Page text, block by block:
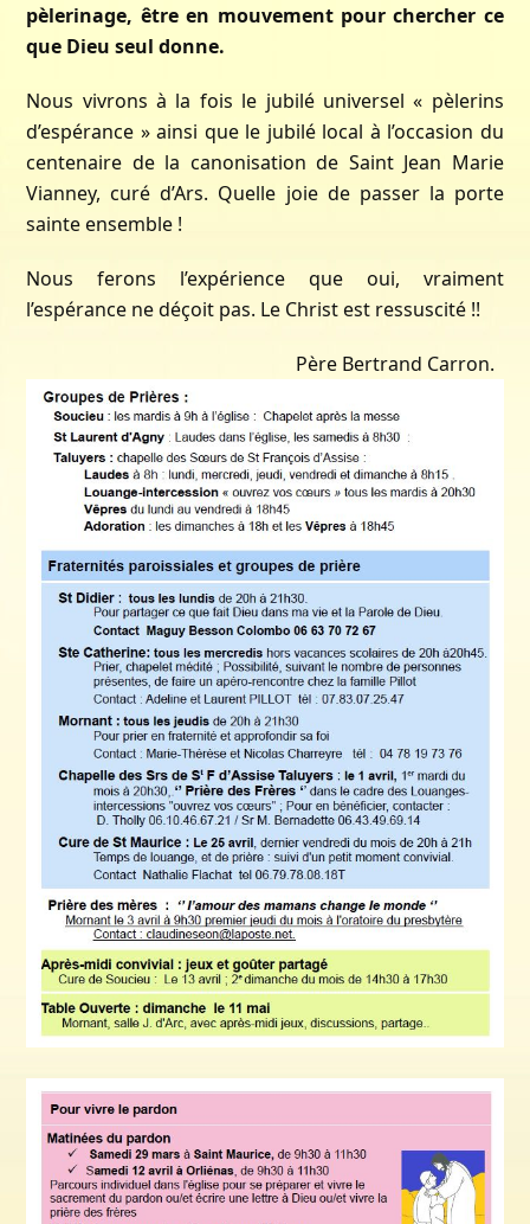
pèlerinage, être en mouvement pour chercher ce
que Dieu seul donne.
Nous vivrons à la fois le jubilé universel « pèlerins
d’espérance » ainsi que le jubilé local à l’occasion du
centenaire de la canonisation de Saint Jean Marie
Vianney, curé d’Ars. Quelle joie de passer la porte
sainte ensemble !
Nous ferons l’expérience que oui, vraiment
l’espérance ne déçoit pas. Le Christ est ressuscité !!
Père Bertrand Carron.